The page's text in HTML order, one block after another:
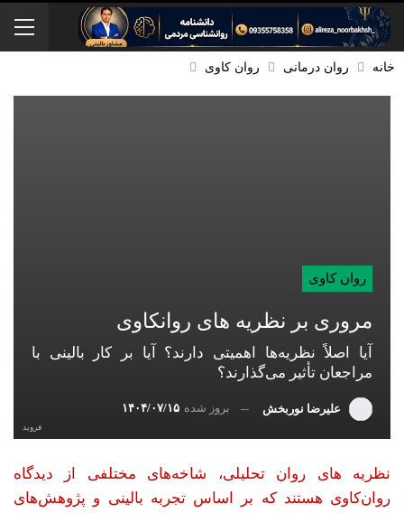
خانه روان درمانی روان کاوی
روان کاوی
مروری بر نظریه های روانکاوی
آیا اصلاً نظریه‌ها اهمیتی دارند؟ آیا بر کار بالینی با
مراجعان تأثیر می‌گذارند؟
علیرضا نوربخش بروز شده ۱۴۰۴/۰۷/۱۵
فروید
نظریه های روان تحلیلی، شاخه‌های مختلفی از دیدگاه
روان‌کاوی هستند که بر اساس تجربه بالینی و پژوهش‌های